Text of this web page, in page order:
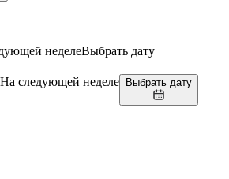
неделеВыбрать дату
На следующей неделе Выбрать дату